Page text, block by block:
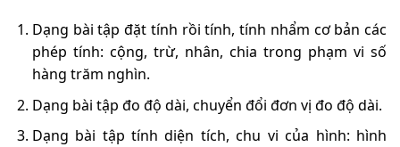
Dạng bài tập đặt tính rồi tính, tính nhẩm cơ bản các
phép tính: cộng, trừ, nhân, chia trong phạm vi số
hàng trăm nghìn.
Dạng bài tập đo độ dài, chuyển đổi đơn vị đo độ dài.
Dạng bài tập tính diện tích, chu vi của hình: hình